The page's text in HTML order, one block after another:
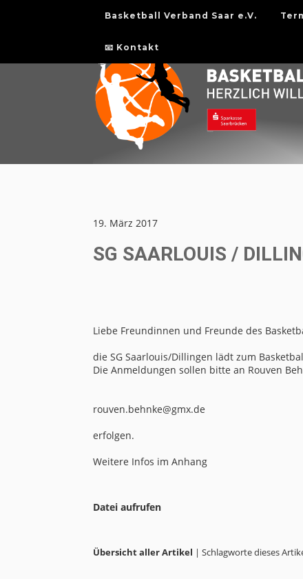
Basketball Verband Saar e.V.
📧 Kontakt
19. März 2017
SG SAARLOUIS /
Liebe Freundinnen und Freunde des
die SG Saarlouis/Dillingen lädt zum
Die Anmeldungen sollen bitte an Rouven
rouven.behnke@gmx.de
erfolgen.
Weitere Infos im Anhang
Datei aufrufen
Übersicht aller Artikel | Schlagworte dieses